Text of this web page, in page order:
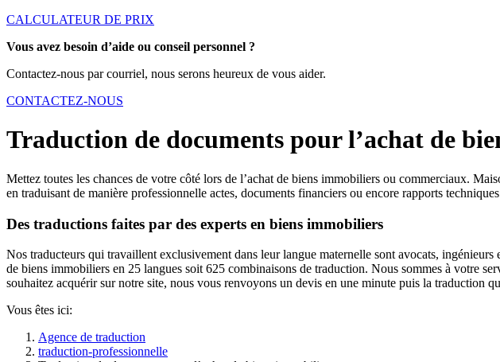
CALCULATEUR DE PRIX
Vous avez besoin d’aide ou conseil personnel ?
Contactez-nous par courriel, nous serons heureux de vous aider.
CONTACTEZ-NOUS
Traduction de documents pour l’achat de
Mettez toutes les chances de votre côté lors de l’achat de biens immobiliers ou commerciaux.
en traduisant de manière professionnelle actes, documents financiers ou encore rapports
Des traductions faites par des experts en biens immobiliers
Nos traducteurs qui travaillent exclusivement dans leur langue maternelle sont avocats,
de biens immobiliers en 25 langues soit 625 combinaisons de traduction. Nous sommes à votre
souhaitez acquérir sur notre site, nous vous renvoyons un devis en une minute puis la traduction
Vous êtes ici:
Agence de traduction
traduction-professionnelle